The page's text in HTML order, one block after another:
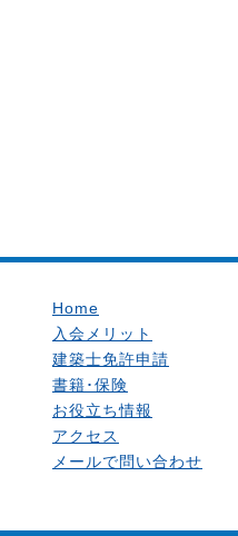
Home
入会メリット
建築士免許申請
書籍･保険
お役立ち情報
アクセス
メールで問い合わせ